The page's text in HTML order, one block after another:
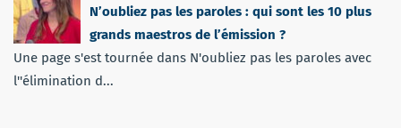
N’oubliez pas les paroles : qui sont les 10 plus
grands maestros de l’émission ?
Une page s'est tournée dans N'oubliez pas les paroles avec
l''élimination d...